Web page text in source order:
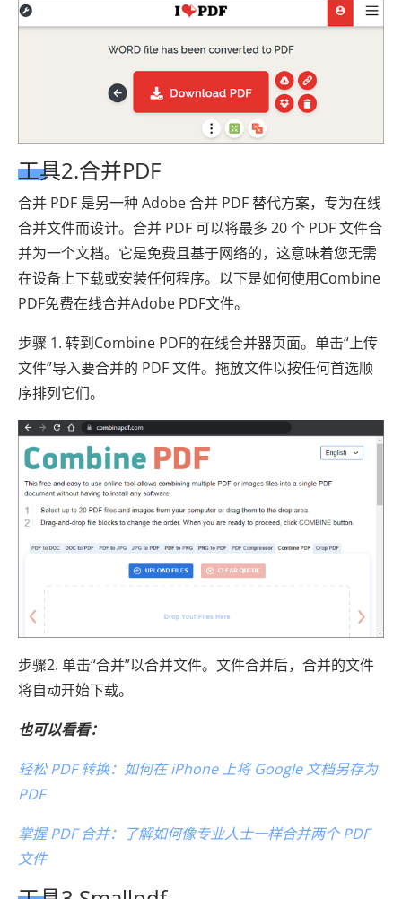
工具2.合并PDF
合并 PDF 是另一种 Adob​​e 合并 PDF 替代方案，专为在线
合并文件而设计。合并 PDF 可以将最多 20 个 PDF 文件合
并为一个文档。它是免费且基于网络的，这意味着您无需
在设备上下载或安装任何程序。以下是如何使用Combine
PDF免费在线合并Adobe PDF文件。
步骤 1. 转到Combine PDF的在线合并器页面。单击“上传
文件”导入要合并的 PDF 文件。拖放文件以按任何首选顺
序排列它们。
步骤2. 单击“合并”以合并文件。文件合并后，合并的文件
将自动开始下载。
也可以看看：
轻松 PDF 转换：如何在 iPhone 上将 Google 文档另存为
PDF
掌握 PDF 合并：了解如何像专业人士一样合并两个 PDF
文件